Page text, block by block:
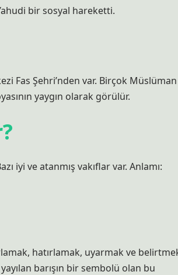
bir sosyal hareketti.
Fas Şehri’nden var. Birçok Müslüman
yaygın olarak görülür.
iyi ve atanmış vakıflar var. Anlamı:
hatırlamak, uyarmak ve
barışın bir sembolü olan bu